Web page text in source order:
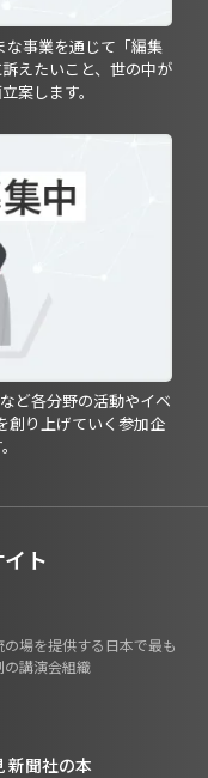
な事業を通じて「編集
えたいこと、世の中が
案します。
ど各分野の活動やイベ
創り上げていく参加企
ト
場を提供する日本で最も
の講演会組織
新聞社の本